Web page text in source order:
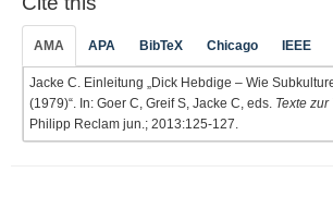
AMA APA BibTeX Chicago IEEE
Jacke C. Einleitung „Dick Hebdige – Wie
(1979)“. In: Goer C, Greif S, Jacke C, eds. Texte zur
Philipp Reclam jun.; 2013:125-127.